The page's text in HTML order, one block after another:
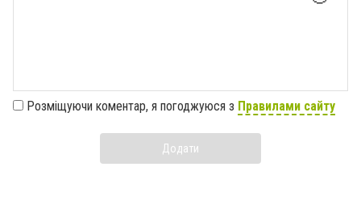
Розміщуючи коментар, я погоджуюся з Правилами сайту
Додати